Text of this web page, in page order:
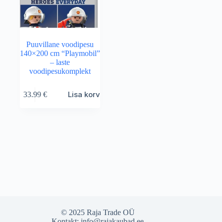
Puuvillane voodipesu
140×200 cm “Playmobil”
– laste
voodipesukomplekt
33.99 € Lisa korvi
© 2025 Raja Trade OÜ